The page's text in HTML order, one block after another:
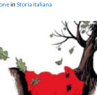
in Storia italiana